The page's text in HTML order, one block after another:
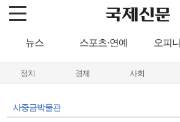
뉴스 스포츠·연예 오피
정치 경제 사회
사중금박물관